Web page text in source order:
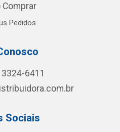
Comprar
Pedidos
6411
Sociais